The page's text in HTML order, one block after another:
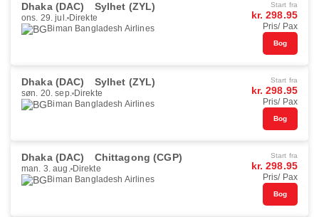
Dhaka (DAC) Sylhet (ZYL)
ons. 29. jul. Direkte
Biman Bangladesh Airlines
Start fra
kr. 298.95
Pris/ Pax
Bog
Dhaka (DAC) Sylhet (ZYL)
søn. 20. sep. Direkte
Biman Bangladesh Airlines
Start fra
kr. 298.95
Pris/ Pax
Bog
Dhaka (DAC) Chittagong (CGP)
man. 3. aug. Direkte
Biman Bangladesh Airlines
Start fra
kr. 298.95
Pris/ Pax
Bog